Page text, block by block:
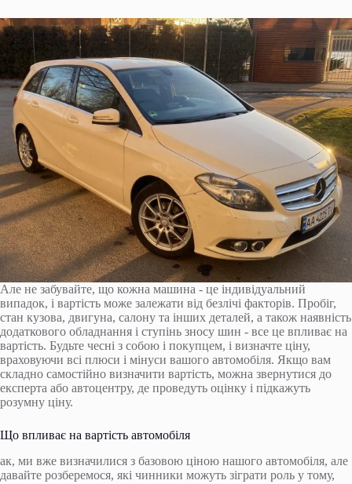
Але не забувайте, що кожна машина - це індивідуальний
випадок, і вартість може залежати від безлічі факторів. Пробіг,
стан кузова, двигуна, салону та інших деталей, а також наявність
додаткового обладнання і ступінь зносу шин - все це впливає на
вартість. Будьте чесні з собою і покупцем, і визначте ціну,
враховуючи всі плюси і мінуси вашого автомобіля. Якщо вам
складно самостійно визначити вартість, можна звернутися до
експерта або автоцентру, де проведуть оцінку і підкажуть
розумну ціну.
Що впливає на вартість автомобіля
ак, ми вже визначилися з базовою ціною нашого автомобіля, але
давайте розберемося, які чинники можуть зіграти роль у тому,